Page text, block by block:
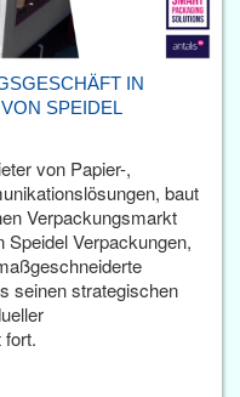
IN
SPEIDEL
von Papier-,
baut
Verpackungsmarkt
Verpackungen,
seinen strategischen